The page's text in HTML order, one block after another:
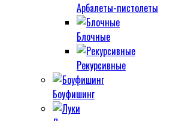
Арбалеты-пистолеты
Блочные
Рекурсивные
Боуфишинг